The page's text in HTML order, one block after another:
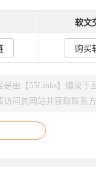
软文
购买
由【55Links】编录于
问其网站并获取联系方